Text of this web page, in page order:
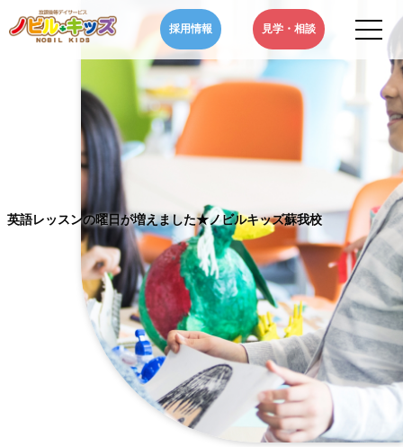
to
ノビルキッズ-NOBIL
KIDS-千葉県の児童発達
支援・放課後等デイサー
ビス|英語レッスンの曜
日が増えました★ノビル
キッズ蘇我校
千葉県のノビルキッズは、児童福祉法に基づいた児童発達支援・放課
後等デイサービスを通じ、自閉症やADHD、といった発達障害などを
お持ちのお子さまの発達支援や学習支援などの療育・サポートをいた
採用情報 見学・相談
英語レッスンの曜日が増えました★ノビルキッズ蘇我校